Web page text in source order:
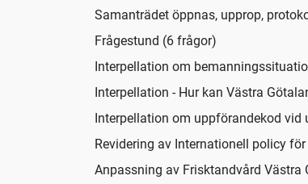
Samanträdet öppnas, upprop,
Frågestund (6 frågor)
Interpellation om
Interpellation - Hur kan Västra
Interpellation om uppförandekod vid
Revidering av Internationell policy för
Anpassning av Frisktandvård